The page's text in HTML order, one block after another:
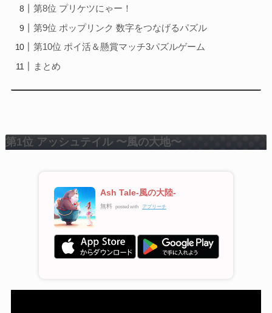
第8位 プリケツにゃー！
第9位 ポップリンク 数字をつなげるパズル
第10位 ポイ活＆懸賞マッチ3パズルゲーム
まとめ
第1位 アッシュテイル 〜風の大地〜
Ash Tale-風の大陸-
無料 posted with アプリーチ